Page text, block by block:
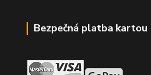
Bezpečná platba kartou